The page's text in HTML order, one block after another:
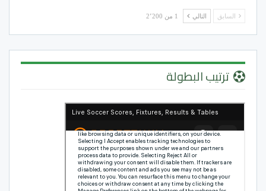
السابق التالي 1 من 2٬200
ترتيب البطولة